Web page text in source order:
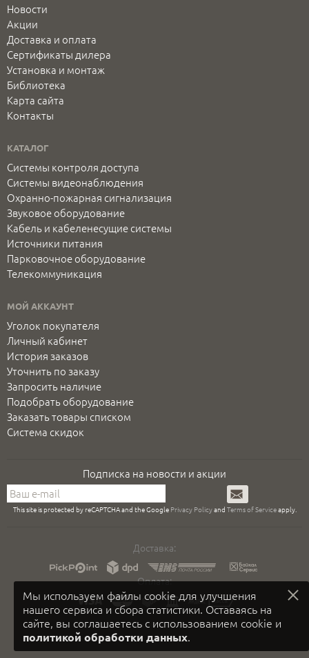
Мы используем файлы cookie для улучшения
нашего сервиса и сбора статистики. Оставаясь на
сайте, вы соглашаетесь с использованием cookie и
политикой обработки данных.
Новости
Акции
Доставка и оплата
Сертификаты дилера
Установка и монтаж
Библиотека
Карта сайта
Контакты
КАТАЛОГ
Системы контроля доступа
Системы видеонаблюдения
Охранно-пожарная сигнализация
Звуковое оборудование
Кабель и кабеленесущие системы
Источники питания
Парковочное оборудование
Телекоммуникация
МОЙ АККАУНТ
Уголок покупателя
Личный кабинет
История заказов
Уточнить по заказу
Запросить наличие
Подобрать оборудование
Заказать товары списком
Система скидок
Подписка на новости и акции
Подписаться
This site is protected by reCAPTCHA and the Google Privacy Policyand Terms of Serviceapply.
Доставка:
Оплата: